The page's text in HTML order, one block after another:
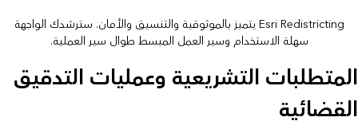
Esri Redistricting يتميز بالموثوقية والتنسيق والأمان. سترشدك الواجهة
سهلة الاستخدام وسير العمل المبسط طوال سير العملية.
التشريعية وعمليات التدقيق